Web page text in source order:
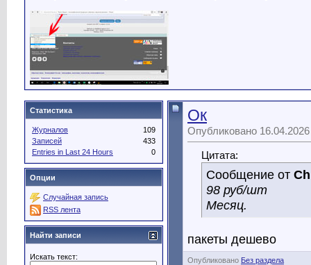
Ок
Опубликовано
Цитата:
Сообщение от
98 руб/шт
Месяц.
пакеты дешево
Опубликовано Без раздела
Статистика
Журналов
109
Записей
433
Entries in Last 24 Hours
0
Опции
Случайная запись
RSS лента
Найти записи
Искать текст: